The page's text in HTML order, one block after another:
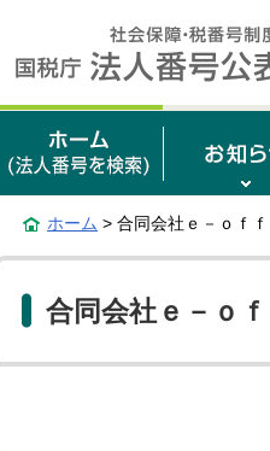
ホーム > 合同会社ｅ－ｏｆ
合同会社ｅ－ｏ